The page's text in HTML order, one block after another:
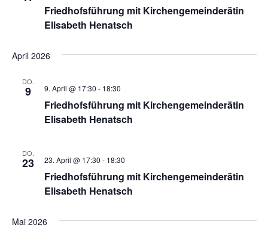
Friedhofsführung mit Kirchengemeinderätin
Elisabeth Henatsch
April 2026
DO.
9
Friedhofsführung mit Kirchengemeinderätin
Elisabeth Henatsch
9. April @ 17:30 - 18:30
DO.
23
Friedhofsführung mit Kirchengemeinderätin
Elisabeth Henatsch
23. April @ 17:30 - 18:30
Mai 2026